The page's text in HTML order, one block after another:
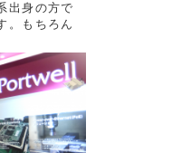
出身の方で
。もちろん